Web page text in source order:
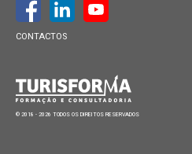
CONTACTOS
© 2018 - 2026 TODOS OS DIREITOS RESERVADOS